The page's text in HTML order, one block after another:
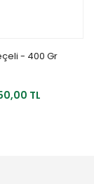
- 400 Gr
TL